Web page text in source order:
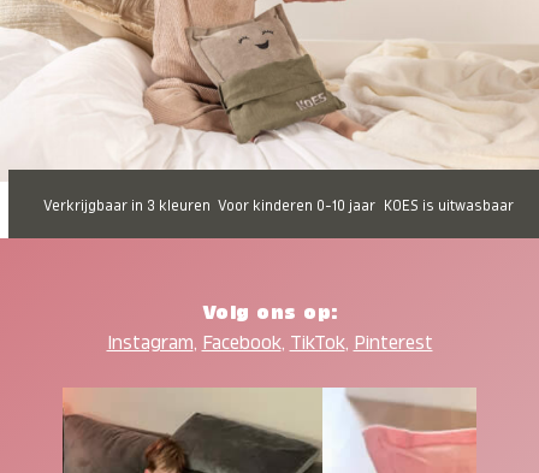
Verkrijgbaar in 3 kleuren Voor kinderen 0-10 jaar KOES is uitwasbaar
Volg ons op:
Instagram, Facebook, TikTok, Pinterest